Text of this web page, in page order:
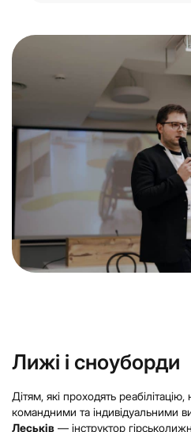
Лижі і сноуборди
Дітям, які проходять
командними та індивідуальними
Леськів — інструктор